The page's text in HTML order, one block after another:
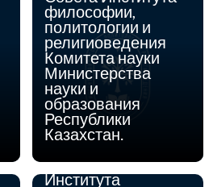
философии,
политологии и
религиоведения
Комитета науки
Министерства
науки и
образования
Республики
Казахстан.
03.12.2015
С 21 по 24 декабря
2015 года
состоится
сотрудников
Института